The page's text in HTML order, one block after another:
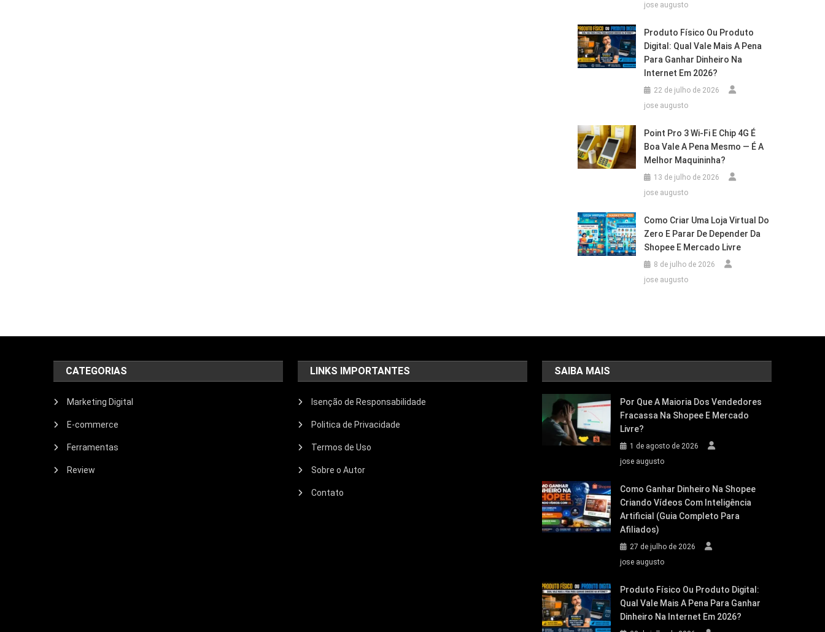
jose augusto
Produto Físico Ou Produto
Digital: Qual Vale Mais A Pena
Para Ganhar Dinheiro Na
Internet Em 2026?
22 de julho de 2026
jose augusto
Point Pro 3 Wi‑Fi E Chip 4G É
Boa Vale A Pena Mesmo — É A
Melhor Maquininha?
13 de julho de 2026
jose augusto
Como Criar Uma Loja Virtual Do
Zero E Parar De Depender Da
Shopee E Mercado Livre
8 de julho de 2026
jose augusto
CATEGORIAS
Marketing Digital
E-commerce
Ferramentas
Review
LINKS IMPORTANTES
Isenção de Responsabilidade
Politica de Privacidade
Termos de Uso
Sobre o Autor
Contato
SAIBA MAIS
Por Que A Maioria Dos Vendedores
Fracassa Na Shopee E Mercado
Livre?
1 de agosto de 2026
jose augusto
Como Ganhar Dinheiro Na Shopee
Criando Vídeos Com Inteligência
Artificial (Guia Completo Para
Afiliados)
27 de julho de 2026
jose augusto
Produto Físico Ou Produto Digital:
Qual Vale Mais A Pena Para Ganhar
Dinheiro Na Internet Em 2026?